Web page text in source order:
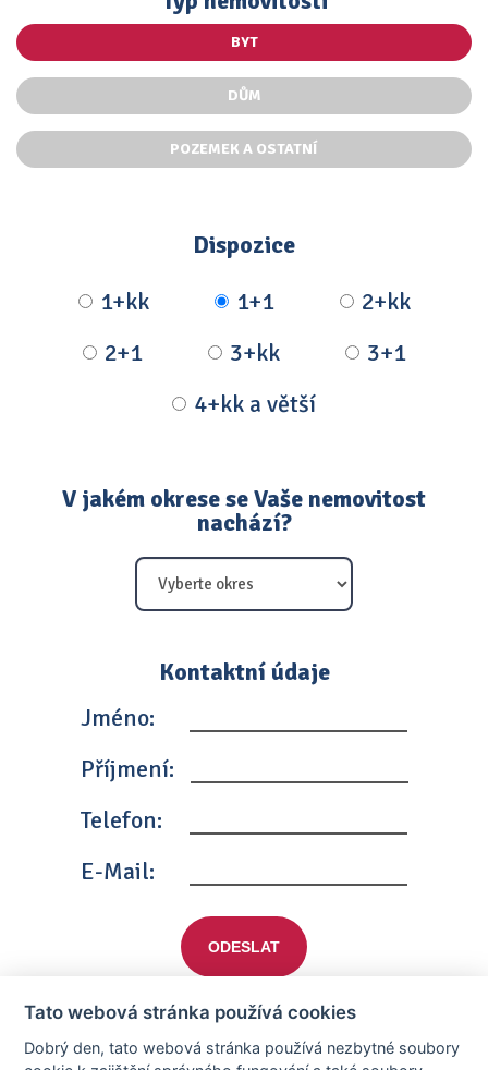
BYT
DŮM
POZEMEK A OSTATNÍ
Dispozice
1+kk
1+1
2+kk
2+1
3+kk
3+1
4+kk a větší
V jakém okrese se Vaše nemovitost
nachází?
Kontaktní údaje
Jméno:
Příjmení:
Telefon:
E-Mail:
ODESLAT
Tato webová stránka používá cookies
Dobrý den, tato webová stránka používá nezbytné soubory